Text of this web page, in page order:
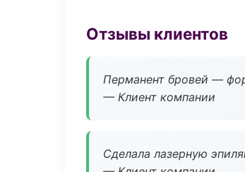
Отзывы клиентов
Перманент бровей —
— Клиент компании
Сделала лазерную